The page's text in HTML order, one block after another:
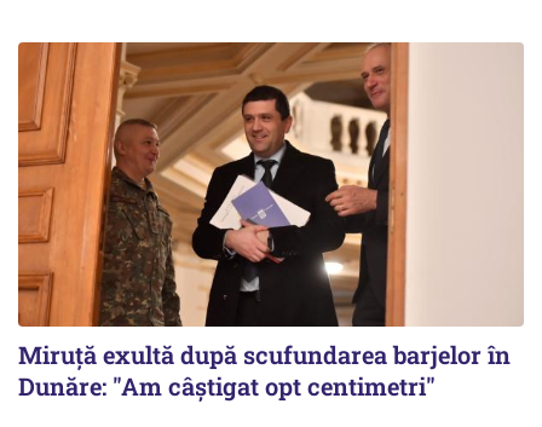
Miruță exultă după scufundarea barjelor în
Dunăre: "Am câștigat opt centimetri"